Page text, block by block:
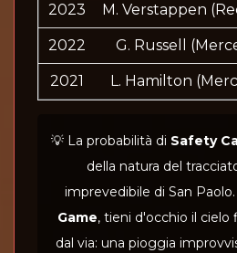
2023 M. Verstappen
2022 G. Russell
2021 L. Hamilton
💡 La probabilità di Safety
della natura del
imprevedibile di San
Game, tieni d'occhio il
dal via: una pioggia